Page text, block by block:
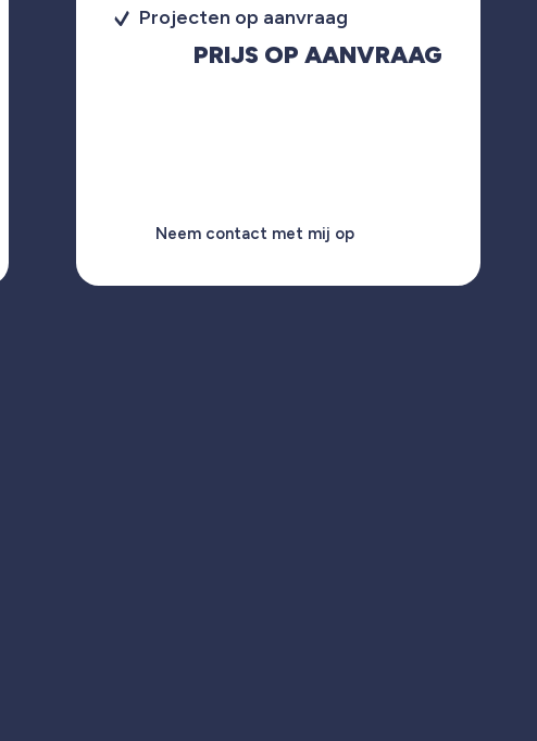
Projecten op aanvraag
PRIJS OP AANVRAAG
Neem contact met mij op